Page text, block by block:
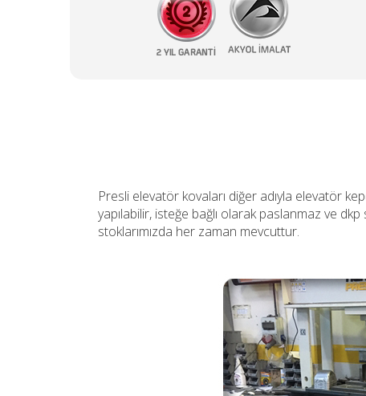
Presli elevatör kovaları diğer adıyla elevatör
yapılabilir, isteğe bağlı olarak paslanmaz ve
stoklarımızda her zaman mevcuttur.